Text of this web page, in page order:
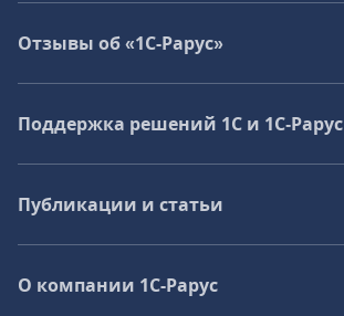
Отзывы об «1С-Рарус»
Поддержка решений 1С и 1С‑Рарус
Публикации и статьи
О компании 1C-Рарус